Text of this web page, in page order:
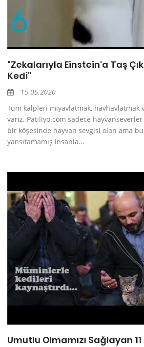
"Zekalarıyla Einstein'a Taş
Kedi"
15.05.2020
Tüm kalpleri miyavlatmak, havhavlatmak
varız. Patiliyo.com sadece
bir köşesinde hayvan sevgisi olan ama
yansıtamamış insanla...
Umutlu Olmamızı Sağlayan